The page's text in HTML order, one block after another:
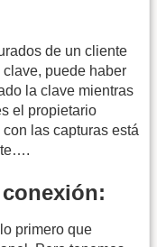
de un cliente
puede haber
la clave mientras
el propietario
las capturas está
primero que